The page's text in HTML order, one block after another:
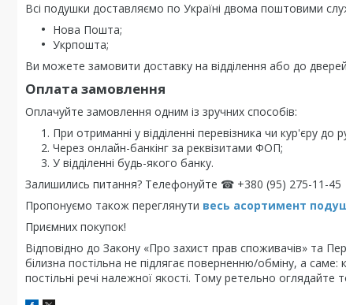
Всі подушки доставляємо по Україні двома поштовими
Нова Пошта;
Укрпошта;
Ви можете замовити доставку на відділення або до
Оплата замовлення
Оплачуйте замовлення одним із зручних способів:
При отриманні у відділенні перевізника чи кур'єру до
Через онлайн-банкінг за реквізитами ФОП;
У відділенні будь-якого банку.
Залишились питання? Телефонуйте ☎ +380 (95) 275-11-45
Пропонуємо також переглянути весь асортимент п
Приємних покупок!
Відповідно до Закону «Про захист прав споживачів» та
білизна постільна не підлягає поверненню/обміну, а
постільні речі належної якості. Тому ретельно оглядайте